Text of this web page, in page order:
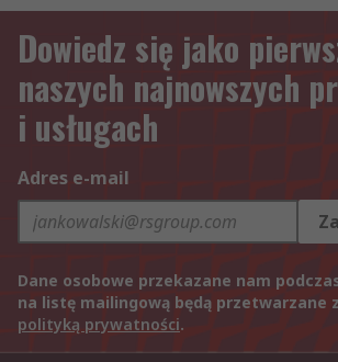
Dowiedz się jako
naszych najnowszych
i usługach
Adres e-mail
Dane osobowe przekazane nam
na listę mailingową będą przetwarzane
polityką prywatności.